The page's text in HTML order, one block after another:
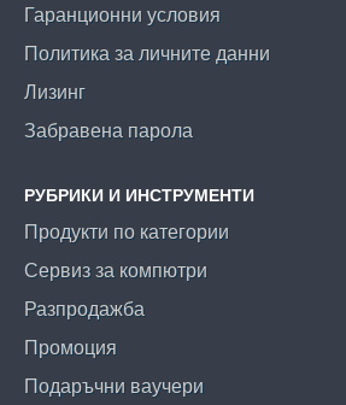
Гаранционни условия
Политика за личните данни
Лизинг
Забравена парола
РУБРИКИ И ИНСТРУМЕНТИ
Продукти по категории
Сервиз за компютри
Разпродажба
Промоция
Подаръчни ваучери